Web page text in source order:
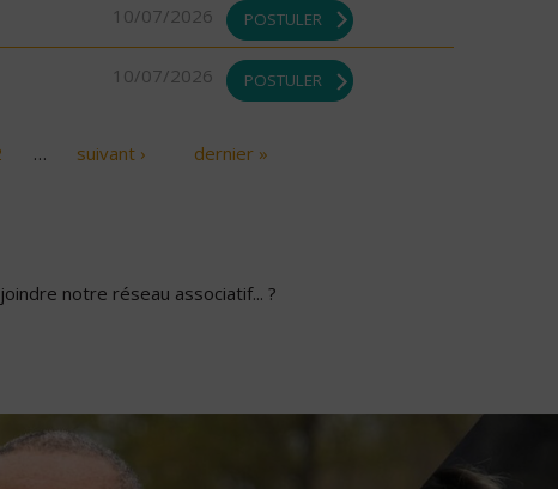
10/07/2026 POSTULER
10/07/2026 POSTULER
… suivant › dernier »
notre réseau associatif... ?